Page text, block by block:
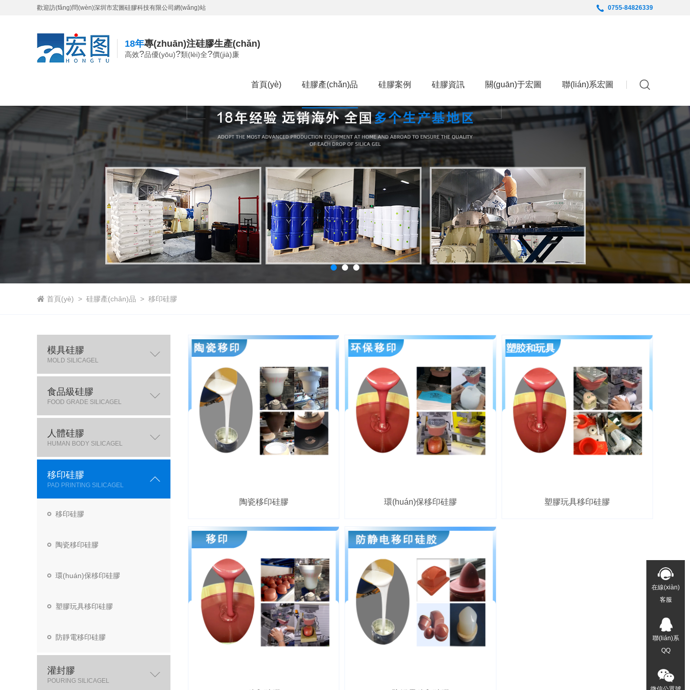
歡迎訪(fǎng)問(wèn)深圳市宏圖硅膠科技有限公司網(wǎng)站 0755-84826339
18年專(zhuān)注硅膠生產(chǎn)
高效?品優(yōu)?類(lèi)全?價(jià)廉
首頁(yè) 硅膠產(chǎn)品 硅膠案例 硅膠資訊 關(guān)于宏圖 聯(lián)系宏圖
首頁(yè) > 硅膠產(chǎn)品 > 移印硅膠
模具硅膠
MOLD SILICAGEL
食品級硅膠
FOOD GRADE SILICAGEL
人體硅膠
HUMAN BODY SILICAGEL
移印硅膠
PAD PRINTING SILICAGEL
移印硅膠
陶瓷移印硅膠
環(huán)保移印硅膠
塑膠玩具移印硅膠
防靜電移印硅膠
灌封膠
POURING SILICAGEL
陶瓷移印硅膠 環(huán)保移印硅膠 塑膠玩具移印硅膠
在線(xiàn)
客服
聯(lián)系
QQ